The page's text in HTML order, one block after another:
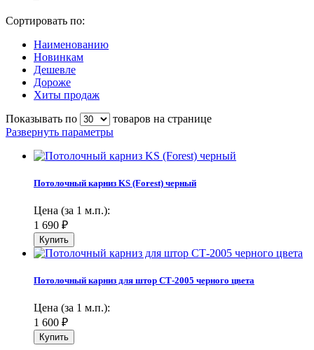
Сортировать по:
Наименованию
Новинкам
Дешевле
Дороже
Хиты продаж
Показывать по
товаров на странице
Развернуть параметры
Потолочный карниз KS (Forest) черный
Цена (за 1 м.п.):
1 690 ₽
Потолочный карниз для штор СТ-2005 черного цвета
Цена (за 1 м.п.):
1 600 ₽